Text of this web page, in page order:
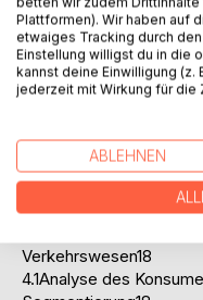
2.Der Verkehr als Teil
2.1Der Charakter
2.2Teilsystem
2.4Falsche Strategien
3.Der Marketing-
3.1Notwendigkeit einer
Verkehr16
Verkehrswesen18
4.1Analyse des
Plattformen). Wir haben auf
etwaiges Tracking durch
Einstellung willigst du in die
kannst deine Einwilligung (z.
jederzeit mit Wirkung für die
ABLEHNEN